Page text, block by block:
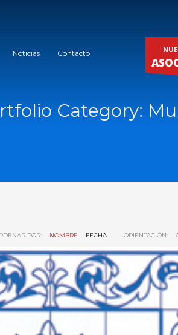
Noticias Contacto
Category:
POR: NOMBRE FECHA ORIENTACIÓN: